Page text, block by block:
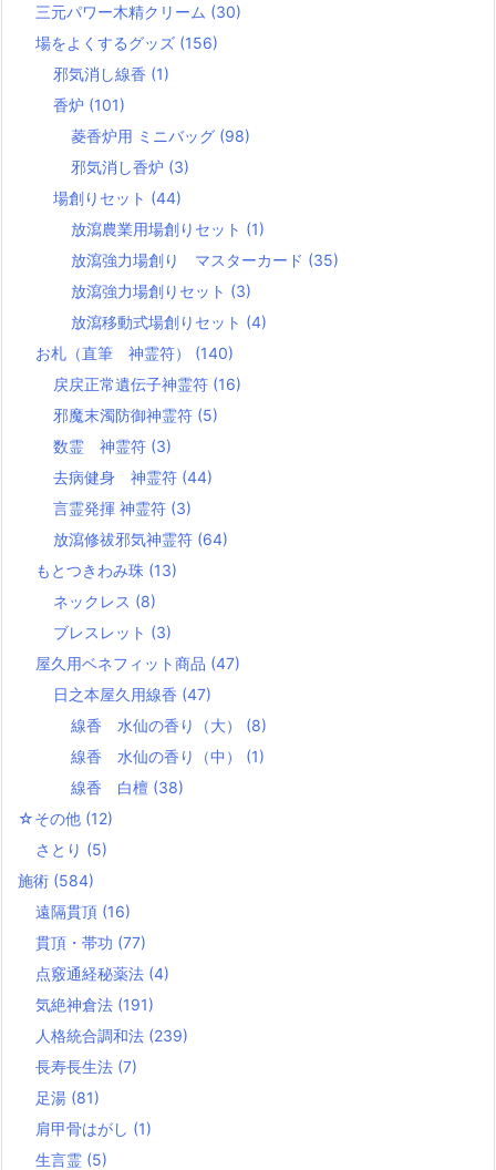
三元パワー木精クリーム (30)
場をよくするグッズ (156)
邪気消し線香 (1)
香炉 (101)
菱香炉用 ミニバッグ (98)
邪気消し香炉 (3)
場創りセット (44)
放瀉農業用場創りセット (1)
放瀉強力場創り マスターカード (35)
放瀉強力場創りセット (3)
放瀉移動式場創りセット (4)
お札（直筆 神霊符） (140)
戻戻正常遺伝子神霊符 (16)
邪魔末濁防御神霊符 (5)
数霊 神霊符 (3)
去病健身 神霊符 (44)
言霊発揮 神霊符 (3)
放瀉修祓邪気神霊符 (64)
もとつきわみ珠 (13)
ネックレス (8)
ブレスレット (3)
屋久用ベネフィット商品 (47)
日之本屋久用線香 (47)
線香 水仙の香り（大） (8)
線香 水仙の香り（中） (1)
線香 白檀 (38)
☆その他 (12)
さとり (5)
施術 (584)
遠隔貫頂 (16)
貫頂・帯功 (77)
点竅通経秘薬法 (4)
気絶神倉法 (191)
人格統合調和法 (239)
長寿長生法 (7)
足湯 (81)
肩甲骨はがし (1)
生言霊 (5)